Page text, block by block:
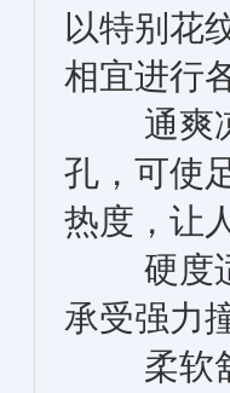
以特别花
相宜进行
通爽凉
孔，可使
热度，让
硬度适
承受强力
柔软舒